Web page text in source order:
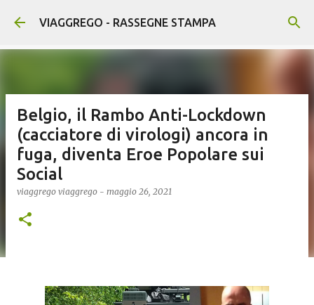
Passa ai contenuti principali
VIAGGREGO - RASSEGNE STAMPA
Belgio, il Rambo Anti-Lockdown
(cacciatore di virologi) ancora in
fuga, diventa Eroe Popolare sui
Social
viaggrego viaggrego - maggio 26, 2021